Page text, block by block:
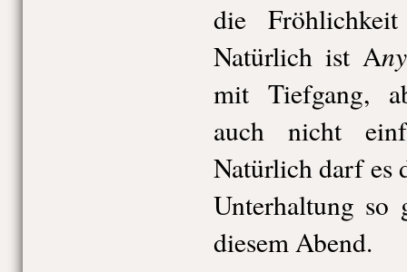
die
Natürlich ist A
mit Tiefgang,
auch nicht
Natürlich darf es
Unterhaltung so
diesem Abend.